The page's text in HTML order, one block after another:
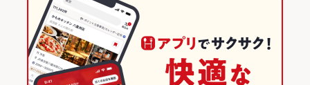
河瀬駅 × イタリアン
滋賀 × イタリアン・フレンチ
滋賀 × イタリアン
タリアータ 生パスタ アヒージョ
滋賀のイタリアン・フレンチランキング
滋賀のイタリアンランキング